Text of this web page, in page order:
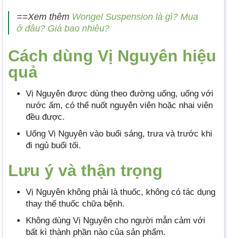
==Xem thêm Wongel Suspension là gì? Mua
ở đâu? Giá bao nhiêu?
Cách dùng Vị Nguyên hiệu
quả
Vị Nguyên được dùng theo đường uống, uống với
nước ấm, có thể nuốt nguyên viên hoặc nhai viên
đều được.
Uống Vị Nguyên vào buổi sáng, trưa và trước khi
đi ngủ buổi tối.
Lưu ý và thận trọng
Vị Nguyên không phải là thuốc, không có tác dụng
thay thế thuốc chữa bệnh.
Không dùng Vị Nguyên cho người mẫn cảm với
bất kì thành phần nào của sản phẩm.